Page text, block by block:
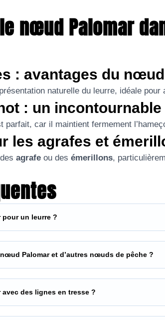
nœud Palomar
: avantages du
naturelle du leurre, idéale
: un incontournable
parfait, car il maintient fermement
les agrafes et
desagrafe ou desémerillons,
pour un leurre ?
Palomar et d’autres nœuds de pêche ?
des lignes en tresse ?